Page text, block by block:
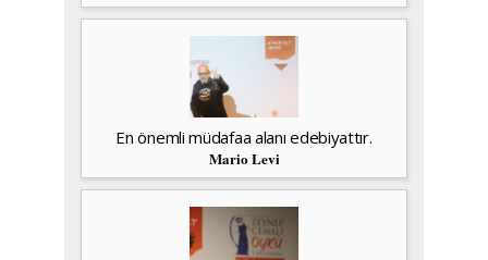
En önemli müdafaa alanı edebiyattır.
Mario Levi